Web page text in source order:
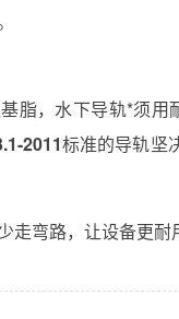
脂，水下导轨*须
2011标准的导轨坚
弯路，让设备更耐